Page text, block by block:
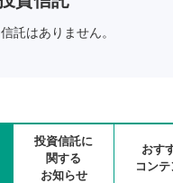
託はありません。
投資信託に
関する
お知らせ
おす
コンテ